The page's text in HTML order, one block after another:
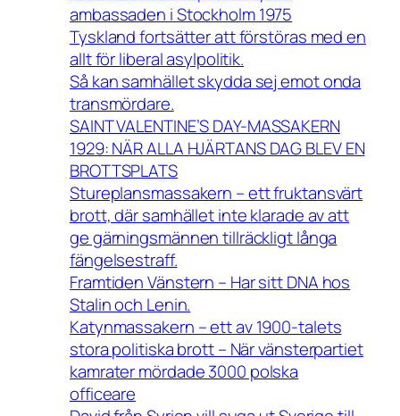
ambassaden i Stockholm 1975
Tyskland fortsätter att förstöras med en
allt för liberal asylpolitik.
Så kan samhället skydda sej emot onda
transmördare.
SAINT VALENTINE’S DAY-MASSAKERN
1929: NÄR ALLA HJÄRTANS DAG BLEV EN
BROTTSPLATS
Stureplansmassakern – ett fruktansvärt
brott, där samhället inte klarade av att
ge gärningsmännen tillräckligt långa
fängelsestraff.
Framtiden Vänstern – Har sitt DNA hos
Stalin och Lenin.
Katynmassakern – ett av 1900-talets
stora politiska brott – När vänsterpartiet
kamrater mördade 3000 polska
officeare